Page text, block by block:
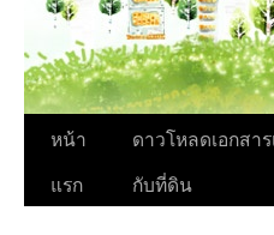
หน้า
แรก
ดาวโหลดเอกสาร
กับที่ดิน